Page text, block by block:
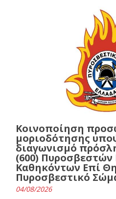
Κοινοποίηση
μοριοδότησης
διαγωνισμό
(600) Πυροσβεστών
Καθηκόντων Επί
Πυροσβεστικό
04/08/2026